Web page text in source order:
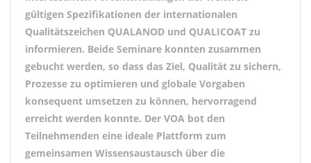
gültigen Spezifikationen der internationalen
Qualitätszeichen QUALANOD und QUALICOAT zu
informieren. Beide Seminare konnten zusammen
gebucht werden, so dass das Ziel, Qualität zu sichern,
Prozesse zu optimieren und globale Vorgaben
konsequent umsetzen zu können, hervorragend
erreicht werden konnte. Der VOA bot den
Teilnehmenden eine ideale Plattform zum
gemeinsamen Wissensaustausch über die